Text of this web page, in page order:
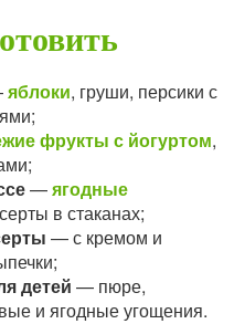
яблоки, груши, персики с
фрукты с йогуртом,
—ягодные
в стаканах;
— с кремом и
детей — пюре,
и ягодные угощения.